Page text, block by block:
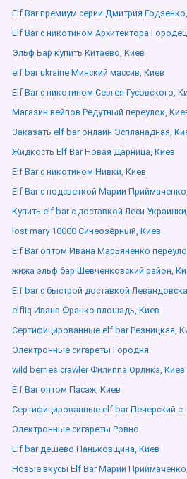
Elf Bar премиум серии Дмитрия
Elf Bar с никотином Архитектора
Эльф Бар купить Китаево, Киев
elf bar ukraine Минский массив, Киев
Elf Bar с никотином Сергея Гусовского,
Магазин вейпов Редутный переулок,
Заказать elf bar онлайн Эспланадная,
Жидкость Elf Bar Новая Дарница, Киев
Elf Bar с никотином Нивки, Киев
Elf Bar с подсветкой Марии
Купить elf bar с доставкой Леси
lost mary 10000 Синеозёрный, Киев
Elf Bar оптом Ивана Марьяненко
жижа эльф бар Шевченковский район,
Elf bar с быстрой доставкой
elfliq Ивана Франко площадь, Киев
Сертифицированные elf bar Резницкая,
Электронные сигареты Городня
wild berries crawler Филиппа Орлика, Киев
Elf Bar оптом Пасаж, Киев
Сертифицированные elf bar Печерский
Электронные сигареты Ровно
Elf bar дешево Паньковщина, Киев
Новые вкусы Elf Bar Марии